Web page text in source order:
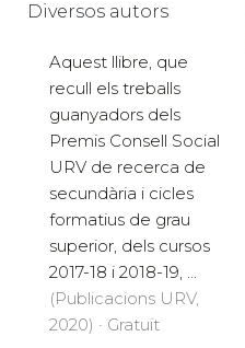
Diversos autors
Aquest llibre, que
recull els treballs
guanyadors dels
Premis Consell Social
URV de recerca de
secundària i cicles
formatius de grau
superior, dels cursos
2017-18 i 2018-19, ...
(Publicacions URV,
2020) · Gratuït